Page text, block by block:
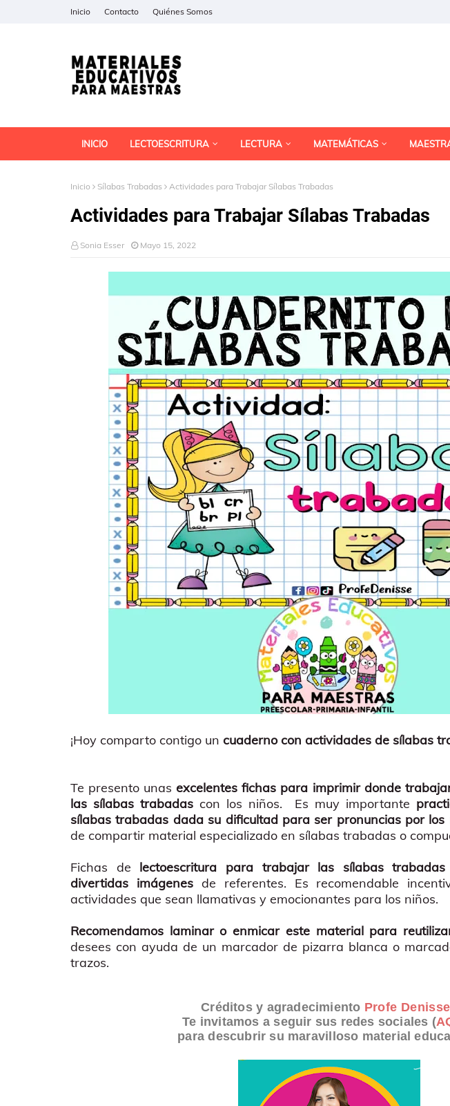
Inicio Contacto Quiénes Somos
INICIO LECTOESCRITURA LECTURA MATEMÁTICAS
Inicio Sílabas Trabadas Actividades para Trabajar Sílabas Trabadas
Actividades para Trabajar Sílabas Trabadas
Sonia Esser Mayo 15, 2022
¡Hoy comparto contigo un cuaderno con actividades de sílabas
Te presento unas excelentes fichas para imprimir donde
las sílabas trabadas con los niños. Es muy importante
sílabas trabadas dada su dificultad para ser pronuncias por los
de compartir material especializado en sílabas trabadas o
Fichas de lectoescritura para trabajar las sílabas
divertidas imágenesde referentes. Es recomendable
actividades que sean llamativas y emocionantes para los niños.
Recomendamos laminar o enmicar este material para
desees con ayuda de un marcador de pizarra blanca o
trazos.
Créditos y agradecimiento Profe Denisse
Te invitamos a seguir sus redes sociales (
para descubrir su maravilloso material